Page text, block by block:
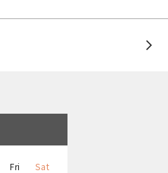
Fri
Sat